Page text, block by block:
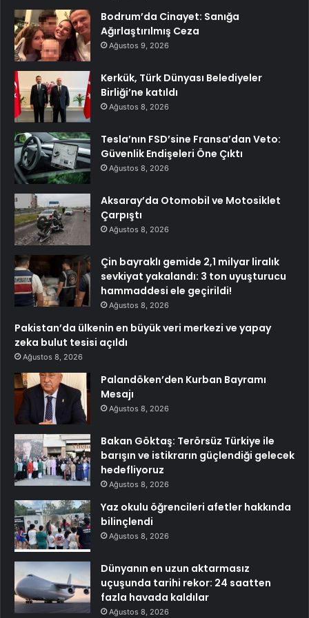
Bodrum’da Cinayet: Sanığa
Ağırlaştırılmış Ceza
Ağustos 9, 2026
Kerkük, Türk Dünyası Belediyeler
Birliği’ne katıldı
Ağustos 8, 2026
Tesla’nın FSD’sine Fransa’dan Veto:
Güvenlik Endişeleri Öne Çıktı
Ağustos 8, 2026
Aksaray’da Otomobil ve Motosiklet
Çarpıştı
Ağustos 8, 2026
Çin bayraklı gemide 2,1 milyar liralık
sevkiyat yakalandı: 3 ton uyuşturucu
hammaddesi ele geçirildi!
Ağustos 8, 2026
Pakistan’da ülkenin en büyük veri merkezi ve yapay
zeka bulut tesisi açıldı
Ağustos 8, 2026
Palandöken’den Kurban Bayramı
Mesajı
Ağustos 8, 2026
Bakan Göktaş: Terörsüz Türkiye ile
barışın ve istikrarın güçlendiği gelecek
hedefliyoruz
Ağustos 8, 2026
Yaz okulu öğrencileri afetler hakkında
bilinçlendi
Ağustos 8, 2026
Dünyanın en uzun aktarmasız
uçuşunda tarihi rekor: 24 saatten
fazla havada kaldılar
Ağustos 8, 2026